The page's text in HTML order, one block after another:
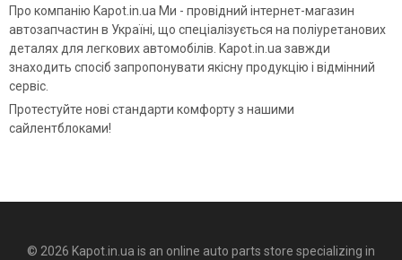
Про компанію Kapot.in.ua Ми - провідний інтернет-магазин
автозапчастин в Україні, що спеціалізується на поліуретанових
деталях для легкових автомобілів. Kapot.in.ua завжди
знаходить спосіб запропонувати якісну продукцію і відмінний
сервіс.
Протестуйте нові стандарти комфорту з нашими
сайлентблоками!
© 2026 Kapot.in.ua is an online auto parts store specializing in